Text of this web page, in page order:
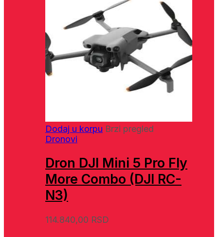
Dodaj u korpu Brzi pregled
Dronovi
Dron DJI Mini 5 Pro Fly
More Combo (DJI RC-
N3)
114.840,00 RSD